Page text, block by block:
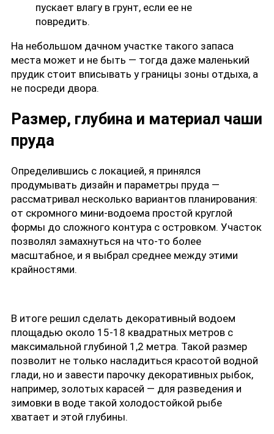
пускает влагу в грунт, если ее не
повредить.
На небольшом дачном участке такого запаса
места может и не быть — тогда даже маленький
прудик стоит вписывать у границы зоны отдыха, а
не посреди двора.
Размер, глубина и материал чаши
пруда
Определившись с локацией, я принялся
продумывать дизайн и параметры пруда —
рассматривал несколько вариантов планирования:
от скромного мини-водоема простой круглой
формы до сложного контура с островком. Участок
позволял замахнуться на что-то более
масштабное, и я выбрал среднее между этими
крайностями.
В итоге решил сделать декоративный водоем
площадью около 15-18 квадратных метров с
максимальной глубиной 1,2 метра. Такой размер
позволит не только насладиться красотой водной
глади, но и завести парочку декоративных рыбок,
например, золотых карасей — для разведения и
зимовки в воде такой холодостойкой рыбе
хватает и этой глубины.